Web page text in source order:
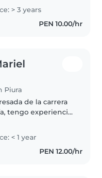
hasta adolescentes.
responsable,
Además..
> 3 years
PEN 10.00/hr
Piura
de la carrera
tengo experiencia
Así mismo, tengo
con
discapacidad. Por
< 1 year
PEN 12.00/hr